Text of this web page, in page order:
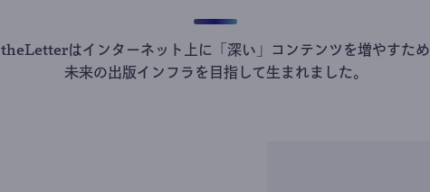
theLetterはインターネット上に「深い」コンテンツを増やすため
未来の出版インフラを目指して生まれました。